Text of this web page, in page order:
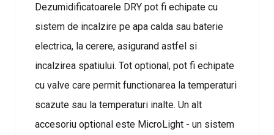
Dezumidificatoarele DRY pot fi echipate cu
sistem de incalzire pe apa calda sau baterie
electrica, la cerere, asigurand astfel si
incalzirea spatiului. Tot optional, pot fi echipate
cu valve care permit functionarea la temperaturi
scazute sau la temperaturi inalte. Un alt
accesoriu optional este MicroLight - un sistem